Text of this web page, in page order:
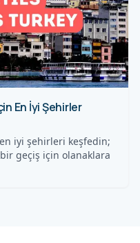
En İyi Şehirler
iyi şehirleri keşfedin;
geçiş için olanaklara